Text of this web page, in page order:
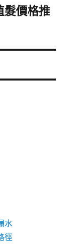
髮價格推
水
徑